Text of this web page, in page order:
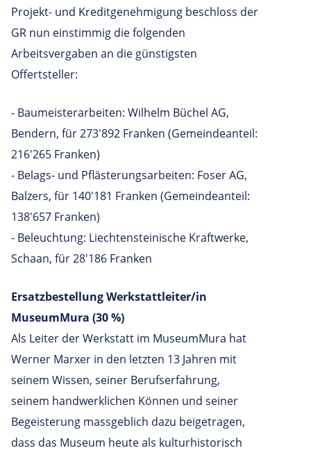
Projekt- und Kreditgenehmigung beschloss der
GR nun einstimmig die folgenden
Arbeitsvergaben an die günstigsten
Offertsteller:
- Baumeisterarbeiten: Wilhelm Büchel AG,
Bendern, für 273'892 Franken (Gemeindeanteil:
216'265 Franken)
- Belags- und Pflästerungsarbeiten: Foser AG,
Balzers, für 140'181 Franken (Gemeindeanteil:
138'657 Franken)
- Beleuchtung: Liechtensteinische Kraftwerke,
Schaan, für 28'186 Franken
Ersatzbestellung Werkstattleiter/in
MuseumMura (30 %)
Als Leiter der Werkstatt im MuseumMura hat
Werner Marxer in den letzten 13 Jahren mit
seinem Wissen, seiner Berufserfahrung,
seinem handwerklichen Können und seiner
Begeisterung massgeblich dazu beigetragen,
dass das Museum heute als kulturhistorisch